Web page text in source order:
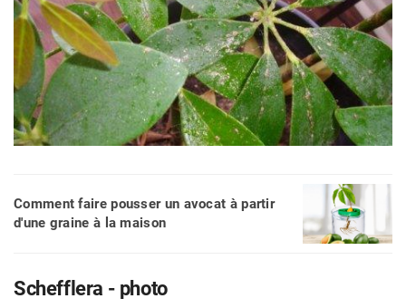
Comment faire pousser un avocat à partir
d'une graine à la maison
Schefflera - photo